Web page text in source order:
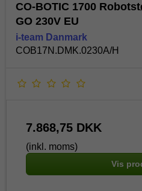
CO-BOTIC 1700
GO 230V EU
i-team Danmark
COB17N.DMK.0230A/H
7.868,75 DKK
(inkl. moms)
Vis